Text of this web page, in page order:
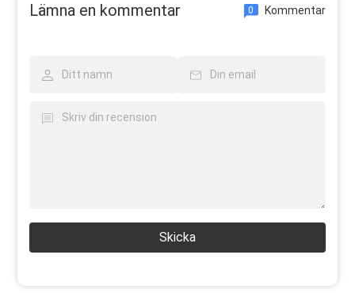
Lämna en kommentar 0 Kommentar
Skicka